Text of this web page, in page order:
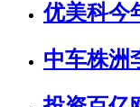
优美科今
中车株洲